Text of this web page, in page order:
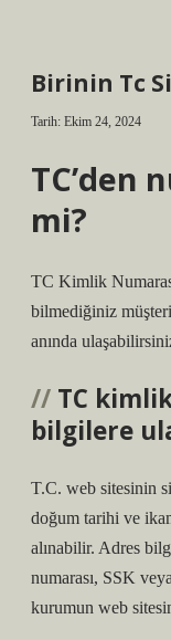
Birinin Tc
Tarih: Ekim 24, 2024
TC’den
mi?
TC Kimlik
bilmediğiniz
anında
TC
bilgilere
T.C. web sitesinin
doğum tarihi ve
alınabilir. Adres
numarası, SSK
kurumun web